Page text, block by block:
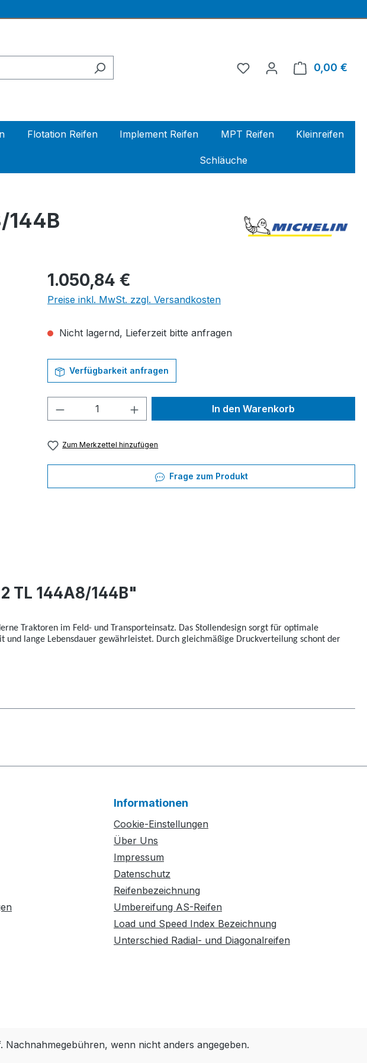
0,00 €
Flotation Reifen Implement Reifen MPT Reifen Kleinreifen
Schläuche
144B
Regulärer Preis:
1.050,84 €
Preise inkl. MwSt. zzgl. Versandkosten
Nicht lagernd, Lieferzeit bitte anfragen
Verfügbarkeit anfragen
Produkt Anzahl: Gib den gewünschten Wert
In den Warenkorb
Zum Merkzettel hinzufügen
Frage zum Produkt
TL 144A8/144B"
Traktoren im Feld- und Transporteinsatz. Das Stollendesign sorgt für optimale
lange Lebensdauer gewährleistet. Durch gleichmäßige Druckverteilung schont der
Informationen
Cookie-Einstellungen
Über Uns
Impressum
Datenschutz
Reifenbezeichnung
Umbereifung AS-Reifen
Load und Speed Index Bezeichnung
Unterschied Radial- und Diagonalreifen
Nachnahmegebühren, wenn nicht anders angegeben.